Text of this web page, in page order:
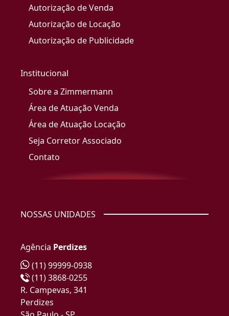
Autorização de Venda
Autorização de Locação
Autorização de Publicidade
Institucional
Sobre a Zimmermann
Área de Atuação Venda
Área de Atuação Locação
Seja Corretor Associado
Contato
NOSSAS UNIDADES
Agência Perdizes
(11) 99999-0938
(11) 3868-0255
R. Campevas, 341
Perdizes